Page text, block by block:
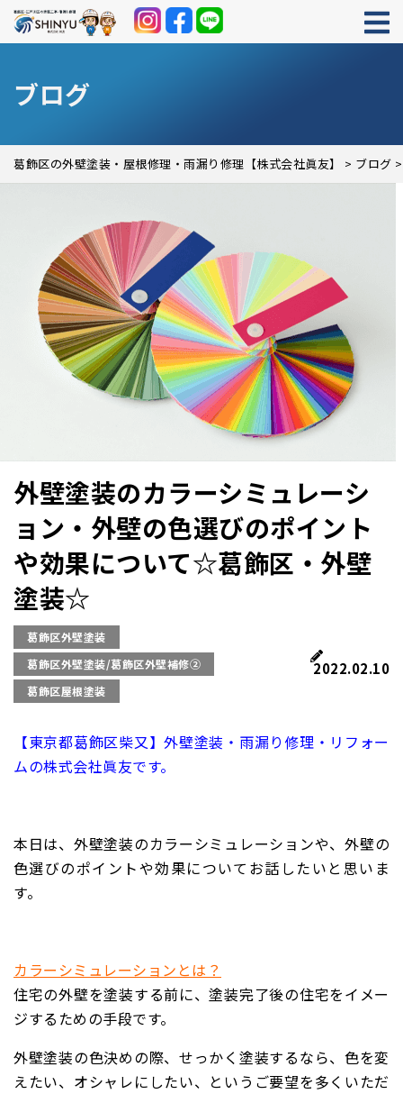
ブログ
葛飾区の外壁塗装・屋根修理・雨漏り修理【株式会社眞友】 > ブログ
外壁塗装のカラーシミュレーシ
ョン・外壁の色選びのポイント
や効果について☆葛飾区・外壁
塗装☆
葛飾区外壁塗装
葛飾区外壁塗装/葛飾区外壁補修②
葛飾区屋根塗装
2022.02.10
【東京都葛飾区柴又】外壁塗装・雨漏り修理・リフォー
ムの株式会社眞友です。
本日は、外壁塗装のカラーシミュレーションや、外壁の
色選びのポイントや効果についてお話したいと思いま
す。
カラーシミュレーションとは？
住宅の外壁を塗装する前に、塗装完了後の住宅をイメー
ジするための手段です。
外壁塗装の色決めの際、せっかく塗装するなら、色を変
えたい、オシャレにしたい、というご要望を多くいただ